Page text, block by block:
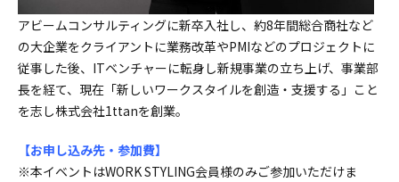
アビームコンサルティングに新卒入社し、約8年間総合商社など
の大企業をクライアントに業務改革やPMIなどのプロジェクトに
従事した後、ITベンチャーに転身し新規事業の立ち上げ、事業部
長を経て、現在「新しいワークスタイルを創造・支援する」こと
を志し株式会社1ttanを創業。
【お申し込み先・参加費】
※本イベントはWORK STYLING会員様のみご参加いただけま